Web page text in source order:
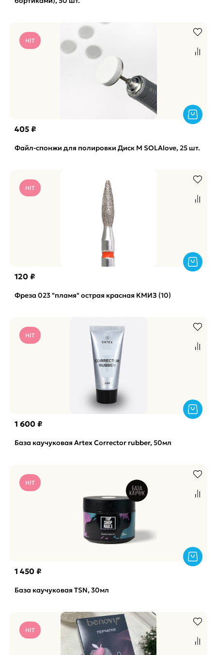
HIT
405 ₽
Файл-спонжи для полировки Диск M SOLAlove, 25 шт.
HIT
120 ₽
Фреза 023 "пламя" острая красная КМИЗ (10)
HIT
1 600 ₽
База каучуковая Artex Corrector rubber, 50мл
HIT
1 450 ₽
База каучуковая TSN, 30мл
HIT